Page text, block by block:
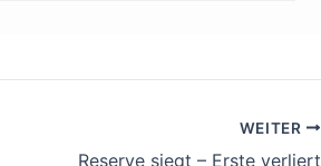
WEITER
Reserve siegt – Erste verliert